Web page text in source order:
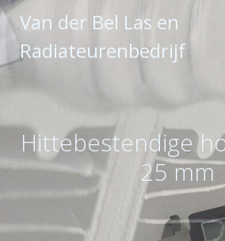
Ga
naar
inhoud
Van der Bel Las en
Radiateurenbedrijf
Hittebestendige
25 mm